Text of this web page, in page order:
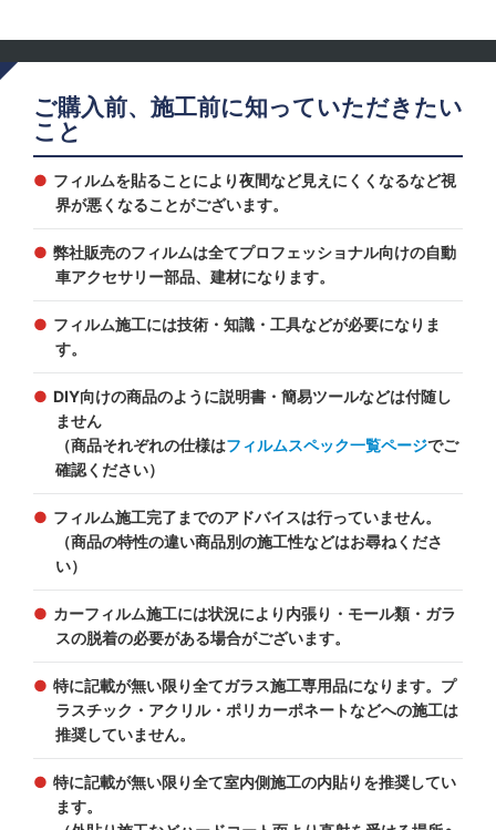
ご購入前、施工前に知っていただきたい
こと
フィルムを貼ることにより夜間など見えにくくなるなど視
界が悪くなることがございます。
弊社販売のフィルムは全てプロフェッショナル向けの自動
車アクセサリー部品、建材になります。
フィルム施工には技術・知識・工具などが必要になりま
す。
DIY向けの商品のように説明書・簡易ツールなどは付随し
ません
（商品それぞれの仕様はフィルムスペック一覧ページでご
確認ください）
フィルム施工完了までのアドバイスは行っていません。
（商品の特性の違い商品別の施工性などはお尋ねくださ
い）
カーフィルム施工には状況により内張り・モール類・ガラ
スの脱着の必要がある場合がございます。
特に記載が無い限り全てガラス施工専用品になります。プ
ラスチック・アクリル・ポリカーポネートなどへの施工は
推奨していません。
特に記載が無い限り全て室内側施工の内貼りを推奨してい
ます。